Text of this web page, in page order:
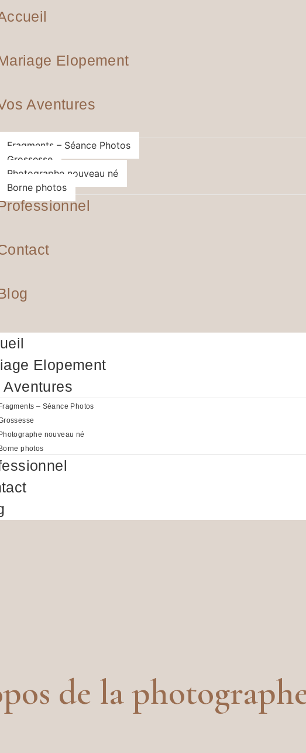
Elopement
Aventures
Fragments – Séance Photos
Grossesse
Photographe nouveau né
Borne photos
Elopement
Aventures
Fragments – Séance Photos
Photographe nouveau né
Borne photos
de la